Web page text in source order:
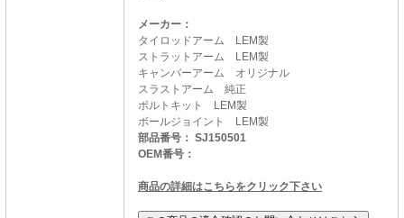
メーカー：
タイロッドアーム LEM製
ストラットアーム LEM製
キャンバーアーム オリジナル
スラストアーム 純正
ボルトキット LEM製
ボールジョイント LEM製
部品番号： SJ150501
OEM番号：
商品の詳細はこちらをクリック下さい